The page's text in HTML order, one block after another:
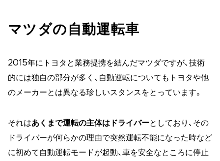
マツダの自動運転車
2015年にトヨタと業務提携を結んだマツダですが、技術
的には独自の部分が多く、自動運転についてもトヨタや他
のメーカーとは異なる珍しいスタンスをとっています。
それはあくまで運転の主体はドライバーとしており、その
ドライバーが何らかの理由で突然運転不能になった時など
に初めて自動運転モードが起動、車を安全なところに停止